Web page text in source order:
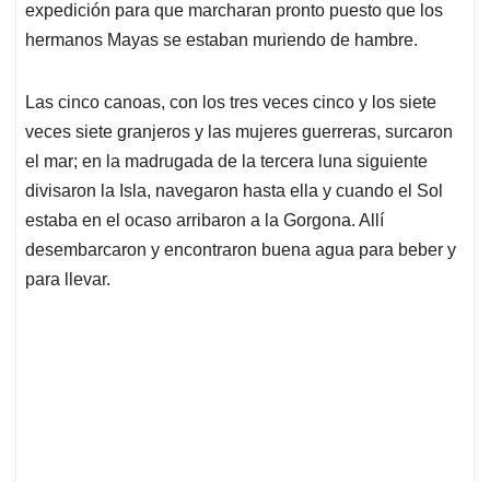
expedición para que marcharan pronto puesto que los
hermanos Mayas se estaban muriendo de hambre.
Las cinco canoas, con los tres veces cinco y los siete
veces siete granjeros y las mujeres guerreras, surcaron
el mar; en la madrugada de la tercera luna siguiente
divisaron la Isla, navegaron hasta ella y cuando el Sol
estaba en el ocaso arribaron a la Gorgona. Allí
desembarcaron y encontraron buena agua para beber y
para llevar.